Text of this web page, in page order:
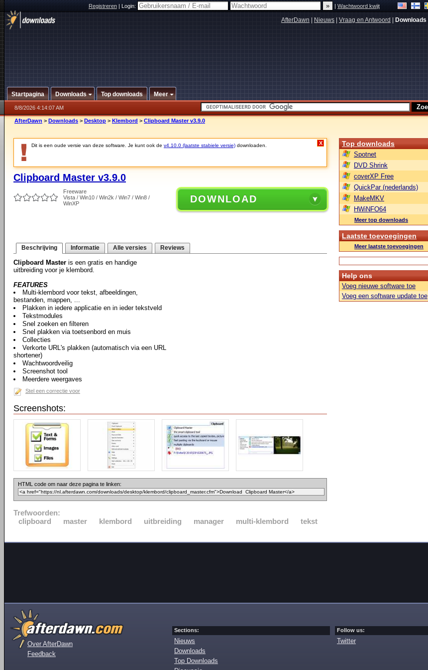
Registreren|Login: |Wachtwoord kwijt
AfterDawn Nieuws Vraag en Antwoord Downloads
Startpagina Downloads Top downloads Meer
8/8/2026 4:14:07 AM
AfterDawn > Downloads > Desktop > Klembord > Clipboard Master v3.9.0
Dit is een oude versie van deze software. Je kunt ook de v4.10.0 (laatste stabiele versie) downloaden. X
Clipboard Master v3.9.0
Freeware
Vista / Win10 / Win2k / Win7 / Win8 /
WinXP
DOWNLOAD
Beschrijving Informatie Alle versies Reviews
Clipboard Master is een gratis en handige
uitbreiding voor je klembord.
FEATURES
Multi-klembord voor tekst, afbeeldingen,
bestanden, mappen, ...
Plakken in iedere applicatie en in ieder tekstveld
Tekstmodules
Snel zoeken en filteren
Snel plakken via toetsenbord en muis
Collecties
Verkorte URL's plakken (automatisch via een URL
shortener)
Wachtwoordveilig
Screenshot tool
Meerdere weergaves
Stel een correctie voor
Screenshots:
HTML code om naar deze pagina te linken:
Trefwoorden:
clipboard
master klembord uitbreiding manager multi-klembord tekst
Top downloads
Spotnet
DVD Shrink
coverXP Free
QuickPar (nederlands)
MakeMKV
HWiNFO64
Meer top downloads
Laatste toevoegingen
Meer laatste toevoegingen
Help ons
Voeg nieuwe software toe
Voeg een software update toe
Over AfterDawn
Feedback
Sections:
Nieuws
Downloads
Top Downloads
Follow us:
Twitter